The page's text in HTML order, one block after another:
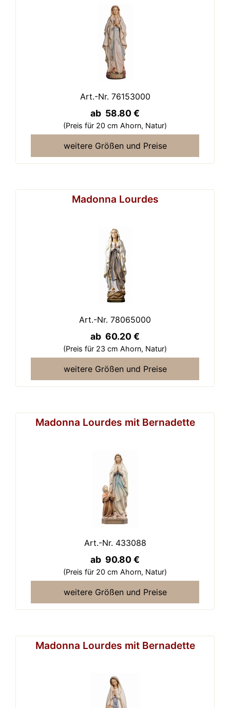
Art.-Nr. 76153000
ab 58.80 €
(Preis für 20 cm Ahorn, Natur)
weitere Größen und Preise
Madonna Lourdes
Art.-Nr. 78065000
ab 60.20 €
(Preis für 23 cm Ahorn, Natur)
weitere Größen und Preise
Madonna Lourdes mit Bernadette
Art.-Nr. 433088
ab 90.80 €
(Preis für 20 cm Ahorn, Natur)
weitere Größen und Preise
Madonna Lourdes mit Bernadette